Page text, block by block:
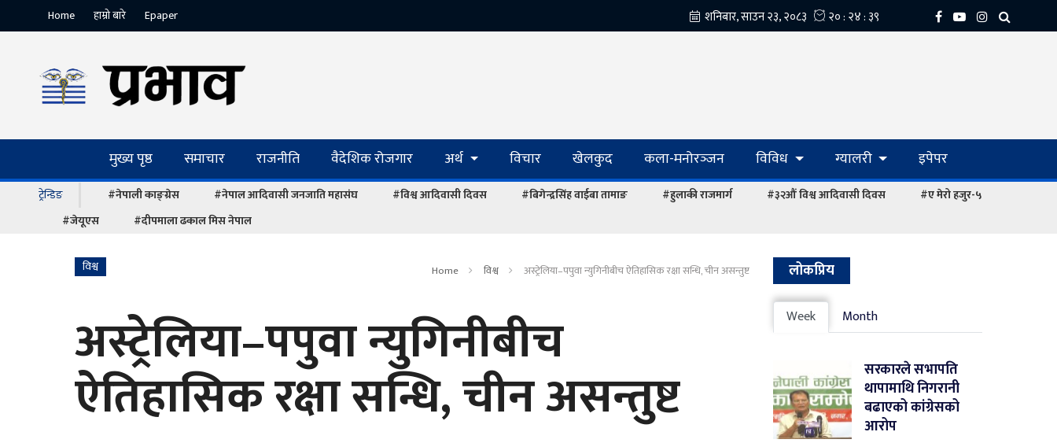
Home हाम्रो बारे Epaper
मुख्य पृष्ठ समाचार राजनीति वैदेशिक रोजगार अर्थ विचार खेलकुद कला-मनोरञ्‍जन विविध ग्यालरी इपेपर
ट्रेन्डिङ #नेपाली काङ्ग्रेस #नेपाल आदिवासी जनजाति महासंघ #विश्व आदिवासी दिवस #बिगेन्द्रसिंह वाईबा तामाङ #हुलाकी राजमार्ग #३२औं विश्व आदिवासी दिवस
#ए मेरो हजुर-५
#जेयूएस
#दीपमाला ढकाल मिस नेपाल
विश्व Home विश्व अस्ट्रेलिया–पपुवा न्युगिनीबीच ऐतिहासिक रक्षा सन्धि, चीन असन्तुष्ट
अस्ट्रेलिया–पपुवा न्युगिनीबीच
ऐतिहासिक रक्षा सन्धि, चीन असन्तुष्ट
लोकप्रिय
Week Month
सरकारले सभापति
थापामाथि निगरानी
बढाएको कांग्रेसको
आरोप